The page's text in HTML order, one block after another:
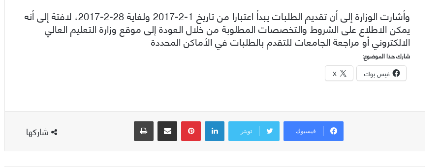
وأشارت الوزارة إلى أن تقديم الطلبات يبدأ اعتبارا من تاريخ 1-2-2017 ولغاية 28-2-2017، لافتة إلى أنه
يمكن الاطلاع على الشروط والتخصصات المطلوبة من خلال العودة إلى موقع وزارة التعليم العالي
الالكتروني أو مراجعة الجامعات للتقدم بالطلبات في الأماكن المحددة
شارك هذا الموضوع:
فيس بوك X
شاركها فيسبوك تويتر
لينكدإن بينتيريست مشاركة عبر البريد طباعة